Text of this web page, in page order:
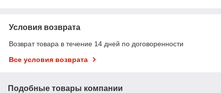
Условия возврата
Возврат товара в течение 14 дней по договоренности
Все условия возврата
Подобные товары компании